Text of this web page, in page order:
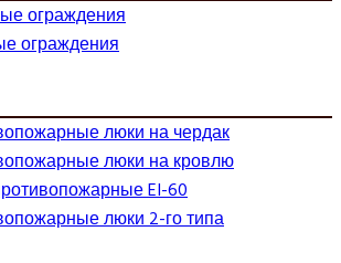
ограждения
ограждения
люки на чердак
люки на кровлю
EI-60
люки 2-го типа